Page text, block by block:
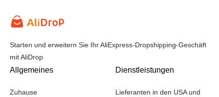
Starten und erweitern Sie Ihr AliExpress-Dropshipping-Geschäft
mit AliDrop
Allgemeines
Zuhause
Dienstleistungen
Lieferanten in den USA und